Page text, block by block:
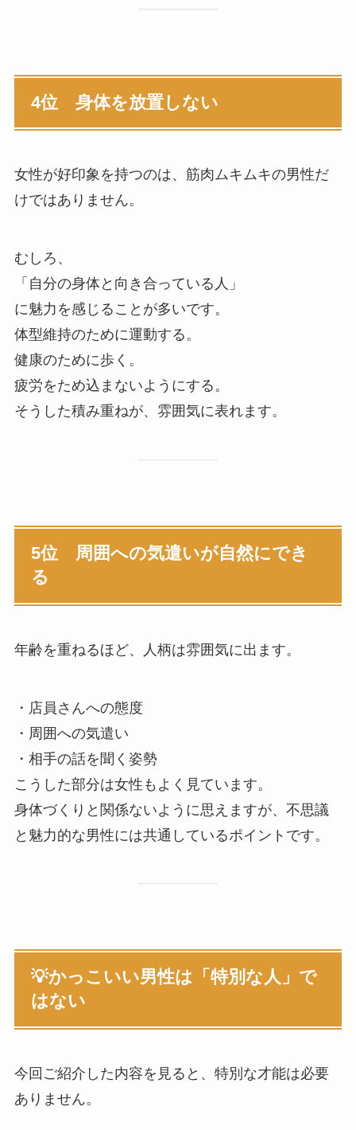
4位 身体を放置しない
女性が好印象を持つのは、筋肉ムキムキの男性だ
けではありません。
むしろ、
「自分の身体と向き合っている人」
に魅力を感じることが多いです。
体型維持のために運動する。
健康のために歩く。
疲労をため込まないようにする。
そうした積み重ねが、雰囲気に表れます。
5位 周囲への気遣いが自然にでき
る
年齢を重ねるほど、人柄は雰囲気に出ます。
・店員さんへの態度
・周囲への気遣い
・相手の話を聞く姿勢
こうした部分は女性もよく見ています。
身体づくりと関係ないように思えますが、不思議
と魅力的な男性には共通しているポイントです。
💡かっこいい男性は「特別な人」で
はない
今回ご紹介した内容を見ると、特別な才能は必要
ありません。